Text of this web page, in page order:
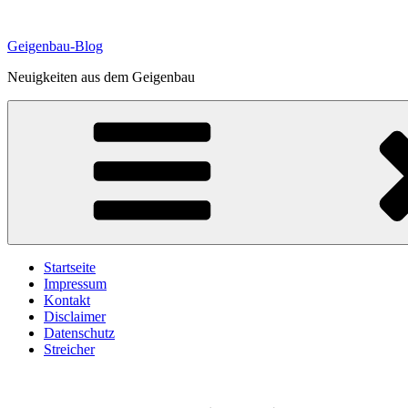
springen
Geigenbau-Blog
Neuigkeiten aus dem Geigenbau
Startseite
Impressum
Kontakt
Disclaimer
Datenschutz
Streicher